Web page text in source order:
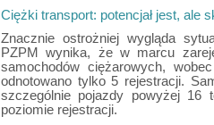
Ciężki transport: potencjał jest, ale
Znacznie ostrożniej wygląda
PZPM wynika, że w marcu
samochodów ciężarowych,
odnotowano tylko 5 rejestracji.
szczególnie pojazdy powyżej 16
poziomie rejestracji.